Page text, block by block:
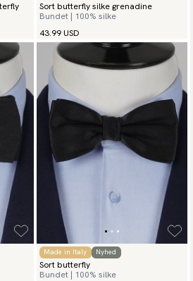
Sort butterfly silke grenadine
Bundet | 100% silke
43.99 USD
Made in Italy Nyhed
Sort butterfly
Bundet | 100% silke